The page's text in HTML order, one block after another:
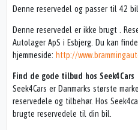
Denne reservedel og passer til 42
Denne reservedel er ikke brugt .
Autolager ApS i Esbjerg. Du kan
hjemmeside: http://
Find de gode tilbud hos Seek4Cars
Seek4Cars er Danmarks største
reservedele og tilbehør. Hos
brugte reservedele til din bil.